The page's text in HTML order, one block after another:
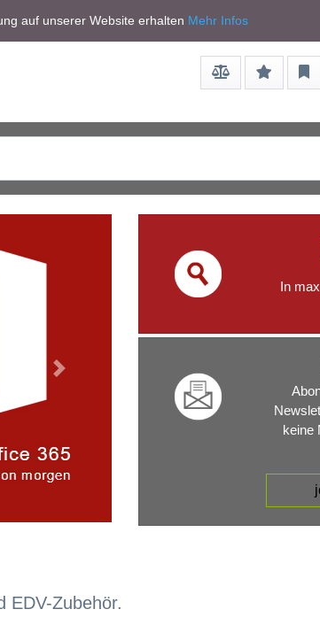
Next
In
keine
EDV-Zubehör.
auf unserer Website erhalten Mehr Infos